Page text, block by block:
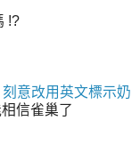
!?
刻意改用英文標示奶
信雀巢了